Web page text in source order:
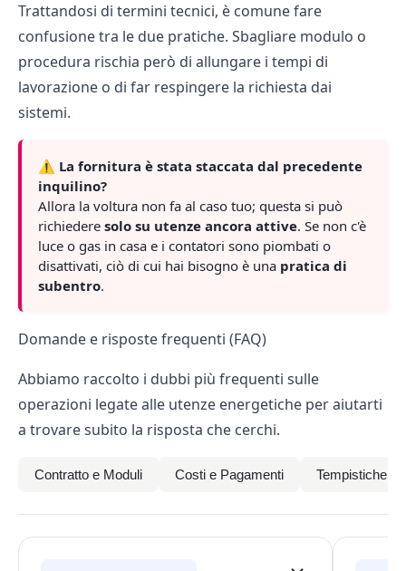
Trattandosi di termini tecnici, è comune fare
confusione tra le due pratiche. Sbagliare modulo o
procedura rischia però di allungare i tempi di
lavorazione o di far respingere la richiesta dai
sistemi.
⚠️ La fornitura è stata staccata dal precedente
inquilino?
Allora la voltura non fa al caso tuo; questa si può
richiedere solo su utenze ancora attive. Se non c'è
luce o gas in casa e i contatori sono piombati o
disattivati, ciò di cui hai bisogno è una pratica di
subentro.
Domande e risposte frequenti (FAQ)
Abbiamo raccolto i dubbi più frequenti sulle
operazioni legate alle utenze energetiche per aiutarti
a trovare subito la risposta che cerchi.
Contratto e Moduli Costi e Pagamenti Tempistiche e